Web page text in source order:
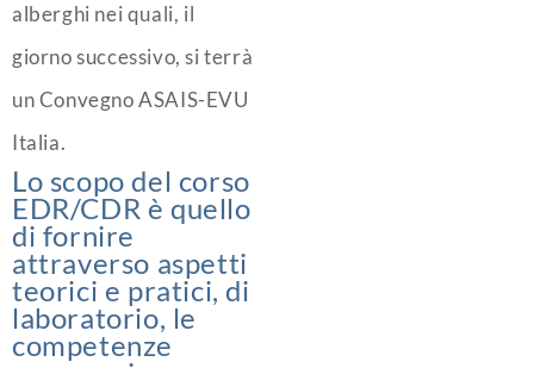
alberghi nei quali, il
giorno successivo, si terrà
un Convegno ASAIS-EVU
Italia.
Lo scopo del corso
EDR/CDR è quello
di fornire
attraverso aspetti
teorici e pratici, di
laboratorio, le
competenze